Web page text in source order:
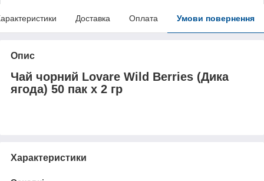
Доставка Оплата Умови повернення
Опис
Чай чорний Lovare Wild Berries (Дика
ягода) 50 пак х 2 гр
Характеристики